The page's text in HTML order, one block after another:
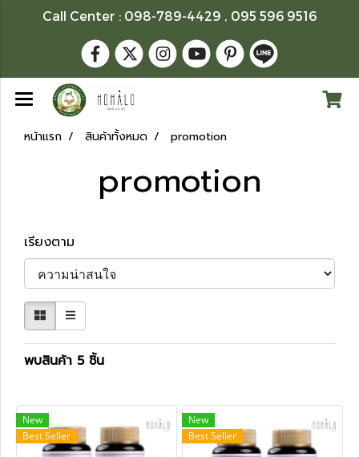
Call Center : 098-789-4429 , 095 596 9516
หน้าแรก สินค้าทั้งหมด promotion
promotion
เรียงตาม
พบสินค้า 5 ชิ้น
New
Best Seller
New
Best Seller